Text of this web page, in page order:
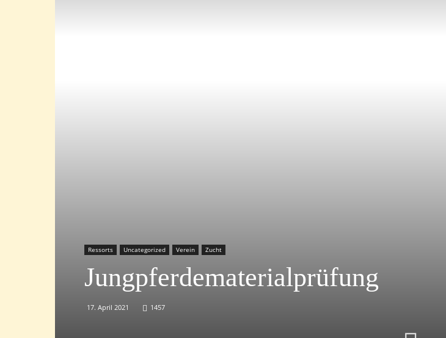
Ressorts Uncategorized Verein Zucht
Jungpferdematerialprüfung
17. April 2021 1457